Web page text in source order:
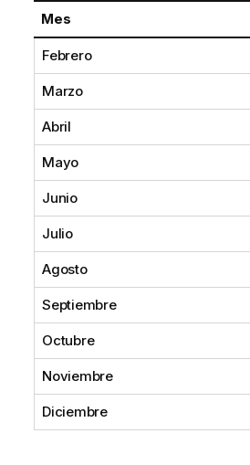
Mes
Febrero
Marzo
Abril
Mayo
Junio
Julio
Agosto
Septiembre
Octubre
Noviembre
Diciembre